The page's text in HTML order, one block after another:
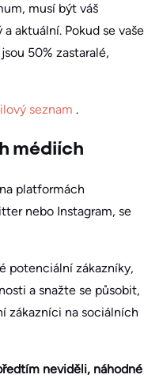
musí být váš
aktuální. Pokud se vaše
50% zastaralé,
seznam .
médiích
platformách
nebo Instagram, se
potenciální zákazníky,
a snažte se působit,
zákazníci na sociálních
neviděli, náhodné